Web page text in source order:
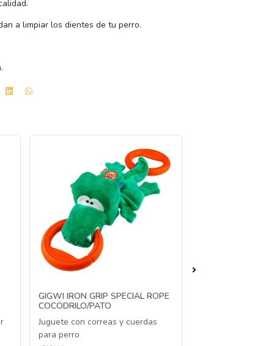
a limpiar los dientes de tu perro.
GIGWI IRON GRIP SPECIAL ROPE
COCODRILO/PATO
Juguete con correas y cuerdas
para perro